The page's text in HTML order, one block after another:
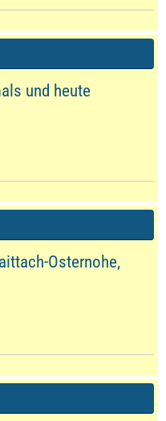
und heute
Osternohe,